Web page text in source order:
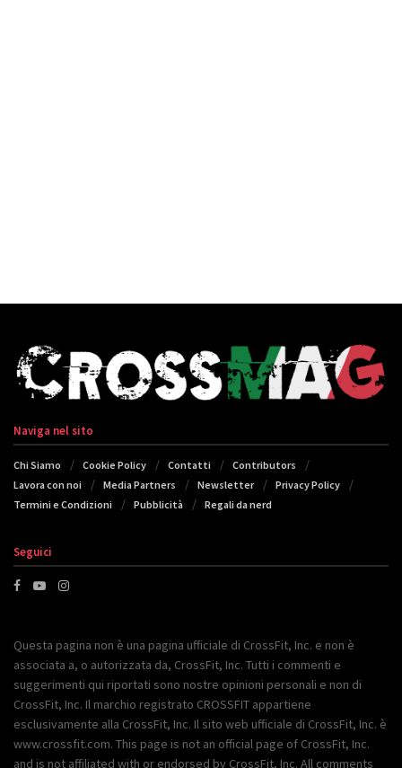
Naviga nel sito
Chi Siamo Cookie Policy Contatti
Contributors
Lavora con noi
Media Partners Newsletter
Privacy Policy
Termini e Condizioni
Pubblicità Regali da nerd
Seguici
Questa pagina non è una pagina ufficiale di CrossFit, Inc. e non è
associata a, o autorizzata da, CrossFit, Inc. Tutti i commenti e
suggerimenti qui riportati sono nostre opinioni personali e non di
CrossFit, Inc. Il marchio registrato CROSSFIT appartiene
esclusivamente alla CrossFit, Inc. Il sito web ufficiale di CrossFit, Inc. è
www.crossfit.com. This page is not an official page of CrossFit, Inc.
and is not affiliated with or endorsed by CrossFit, Inc. All comments